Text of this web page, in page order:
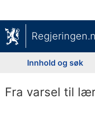
Innhold og søk
Fra varsel til